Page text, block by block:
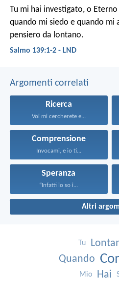
Tu mi hai investigato, o
quando mi siedo e quando mi
pensiero da lontano.
Salmo 139:1-2 - LND
Argomenti correlati
Ricerca
Voi mi cercherete e...
Comprensione
Invocami, e io ti...
Speranza
“Infatti io so i...
Altri
Tu
Quando
Mio Hai